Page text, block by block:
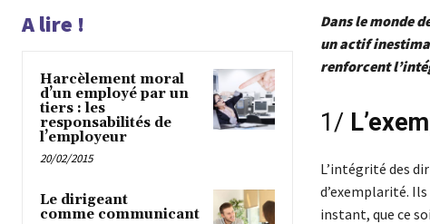
A lire !
Harcèlement moral
d’un employé par un
tiers : les
responsabilités de
l’employeur
20/02/2015
Le dirigeant
comme communicant
Dans le monde
un actif
renforcent
1/
L’intégrité des
d’exemplarité.
instant, que ce